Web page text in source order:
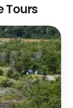
Tours